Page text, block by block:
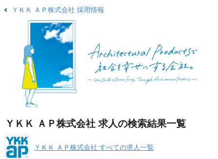
ＹＫＫ ＡＰ株式会社 採用情報
ＹＫＫ ＡＰ株式会社 求人の検索結果一覧
ＹＫＫ ＡＰ株式会社 すべての求人一覧